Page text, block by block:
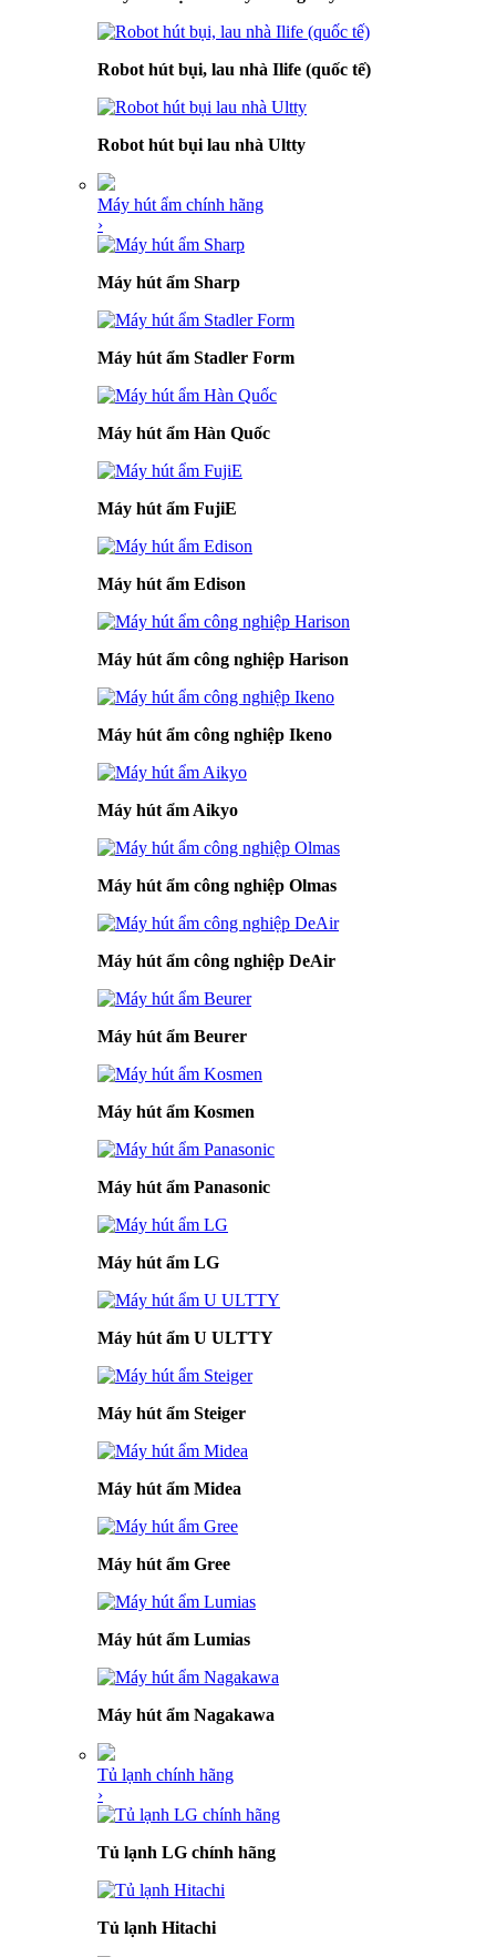
Robot hút bụi, lau nhà Ilife (quốc tế)
Robot hút bụi lau nhà Ultty
Máy hút ẩm chính hãng
›
Máy hút ẩm Sharp
Máy hút ẩm Stadler Form
Máy hút ẩm Hàn Quốc
Máy hút ẩm FujiE
Máy hút ẩm Edison
Máy hút ẩm công nghiệp Harison
Máy hút ẩm công nghiệp Ikeno
Máy hút ẩm Aikyo
Máy hút ẩm công nghiệp Olmas
Máy hút ẩm công nghiệp DeAir
Máy hút ẩm Beurer
Máy hút ẩm Kosmen
Máy hút ẩm Panasonic
Máy hút ẩm LG
Máy hút ẩm U ULTTY
Máy hút ẩm Steiger
Máy hút ẩm Midea
Máy hút ẩm Gree
Máy hút ẩm Lumias
Máy hút ẩm Nagakawa
Tủ lạnh chính hãng
›
Tủ lạnh LG chính hãng
Tủ lạnh Hitachi